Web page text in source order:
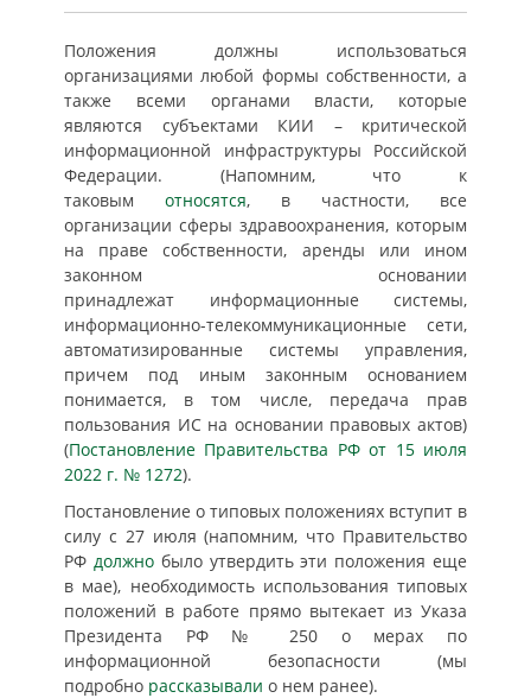
Положения должны использоваться
организациями любой формы собственности, а
также всеми органами власти, которые
являются субъектами КИИ – критической
информационной инфраструктуры Российской
Федерации. (Напомним, что к
таковым относятся, в частности, все
организации сферы здравоохранения, которым
на праве собственности, аренды или ином
законном основании
принадлежат информационные системы,
информационно-телекоммуникационные сети,
автоматизированные системы управления,
причем под иным законным основанием
понимается, в том числе, передача прав
пользования ИС на основании правовых актов)
(Постановление Правительства РФ от 15 июля
2022 г. № 1272).
Постановление о типовых положениях вступит в
силу с 27 июля (напомним, что Правительство
РФ должнобыло утвердить эти положения еще
в мае), необходимость использования типовых
положений в работе прямо вытекает из Указа
Президента РФ № 250 о мерах по
информационной безопасности (мы
подробно рассказывали о нем ранее).